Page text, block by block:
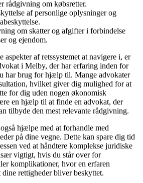
rådgivning om købsretter.
af personlige oplysninger og
om skatter og afgifter i forbindelse
og ejendom.
aspekter af retssystemet at navigere i, er
i Melby, der har erfaring inden for
har brug for hjælp til. Mange advokater
hvilket giver dig mulighed for at
for dig uden nogen økonomisk
en hjælp til at finde en advokat, der
tilbyde den mest relevante rådgivning.
hjælpe med at forhandle med
på dine vegne. Dette kan spare dig tid
ved at håndtere komplekse juridiske
vigtigt, hvis du står over for
komplikationer, hvor en erfaren
rettigheder bliver beskyttet.